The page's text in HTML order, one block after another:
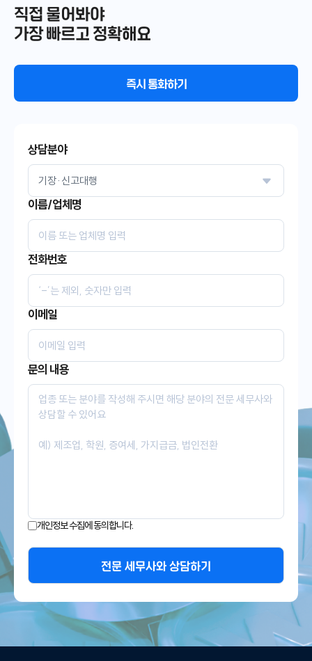
직접 물어봐야
가장 빠르고 정확해요
즉시 통화하기
상담분야
이름/업체명
전화번호
이메일
문의 내용
개인정보 수집에 동의합니다.
전문 세무사와 상담하기